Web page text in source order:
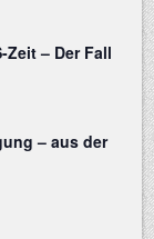
– Der Fall
– aus der